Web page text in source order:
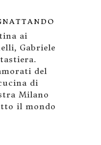
ai
Gabriele
del
di
Milano
il mondo